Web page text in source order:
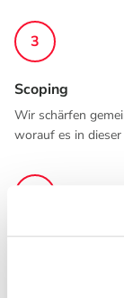
3
Scoping
Wir schärfen
worauf es in
Auf Basis der
und fügen sie zu